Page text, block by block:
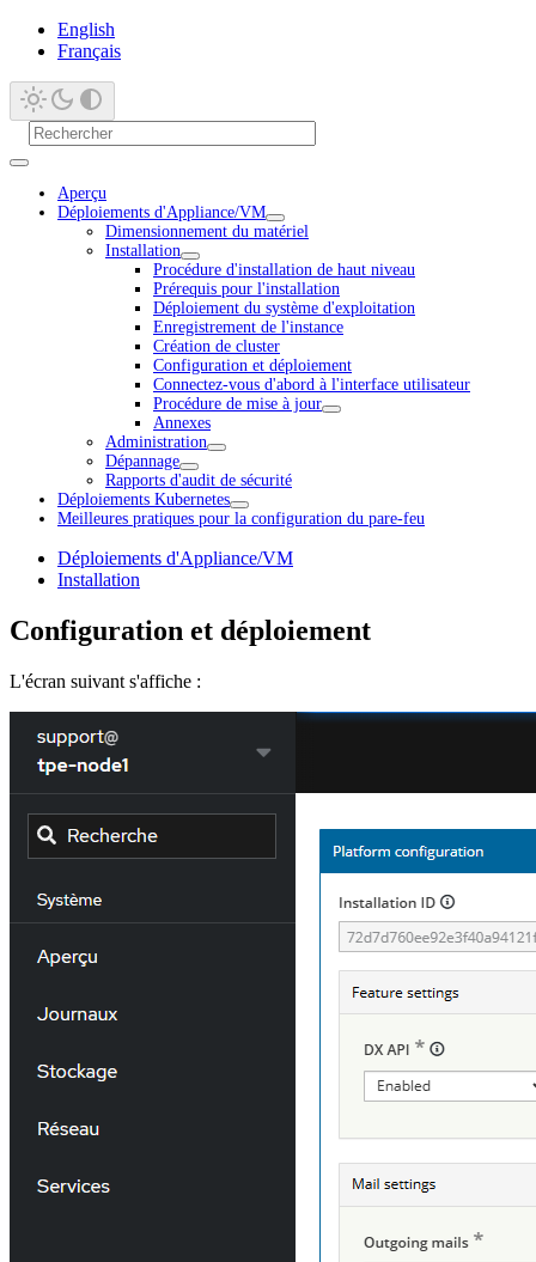
English
Français
Aperçu
Déploiements d'Appliance/VM
Dimensionnement du matériel
Installation
Procédure d'installation de haut niveau
Prérequis pour l'installation
Déploiement du système d'exploitation
Enregistrement de l'instance
Création de cluster
Configuration et déploiement
Connectez-vous d'abord à l'interface utilisateur
Procédure de mise à jour
Annexes
Administration
Dépannage
Rapports d'audit de sécurité
Déploiements Kubernetes
Meilleures pratiques pour la configuration du pare-feu
Déploiements d'Appliance/VM
Installation
Configuration et déploiement
L'écran suivant s'affiche :